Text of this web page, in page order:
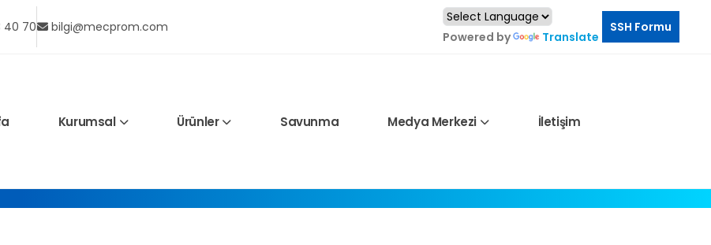
40 70 bilgi@mecprom.com
Powered by Translate
SSH Formu
Kurumsal Ürünler Savunma Medya Merkezi İletişim